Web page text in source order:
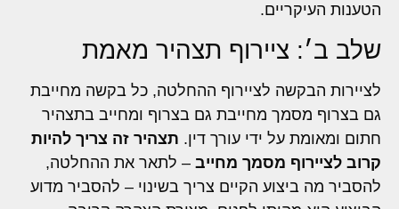
הטענות העיקריים.
שלב ב׳: ציירוף תצהיר מאמת
לציירות הבקשה לציירוף ההחלטה, כל בקשה מחייבת
גם בצרוף מסמך מחייבת גם בצרוף ומחייב בתצהיר
חתום ומאומת על ידי עורך דין. תצהיר זה צריך להיות
קרוב לציירוף מסמך מחייב – לתאר את ההחלטה,
להסביר מה ביצוע הקיים צריך בשינוי – להסביר מדוע